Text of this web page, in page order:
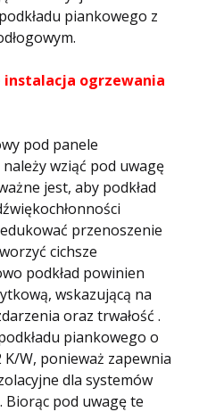
piankowego z
ogrzewania
pod panele
wziąć pod uwagę
jest, aby podkład
przenoszenie
cichsze
podkład powinien
wskazującą na
oraz trwałość .
piankowego o
W, ponieważ zapewnia
dla systemów
Biorąc pod uwagę te